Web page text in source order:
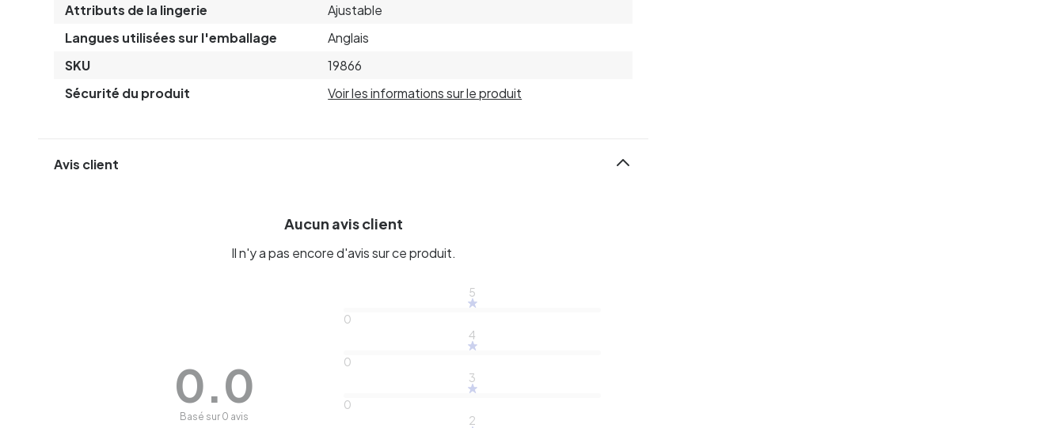
Attributs de la lingerie
Ajustable
Langues utilisées sur l'emballage
Anglais
SKU
19866
Sécurité du produit
Voir les informations sur le produit
Avis client
Aucun avis client
Il n'y a pas encore d'avis sur ce produit.
0.0
Basé sur 0 avis
5
0
4
0
3
0
2